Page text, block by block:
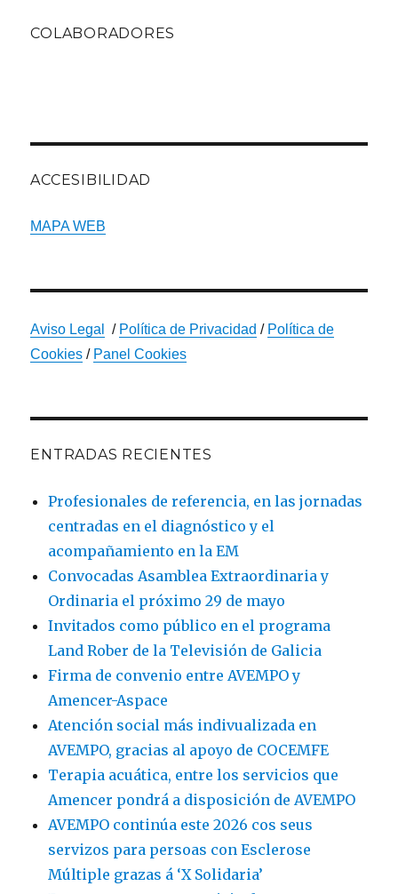
COLABORADORES
ACCESIBILIDAD
MAPA WEB
Aviso Legal / Política de Privacidad / Política de
Cookies / Panel Cookies
ENTRADAS RECIENTES
Profesionales de referencia, en las jornadas
centradas en el diagnóstico y el
acompañamiento en la EM
Convocadas Asamblea Extraordinaria y
Ordinaria el próximo 29 de mayo
Invitados como público en el programa
Land Rober de la Televisión de Galicia
Firma de convenio entre AVEMPO y
Amencer-Aspace
Atención social más indivualizada en
AVEMPO, gracias al apoyo de COCEMFE
Terapia acuática, entre los servicios que
Amencer pondrá a disposición de AVEMPO
AVEMPO continúa este 2026 cos seus
servizos para persoas con Esclerose
Múltiple grazas á ‘X Solidaria’